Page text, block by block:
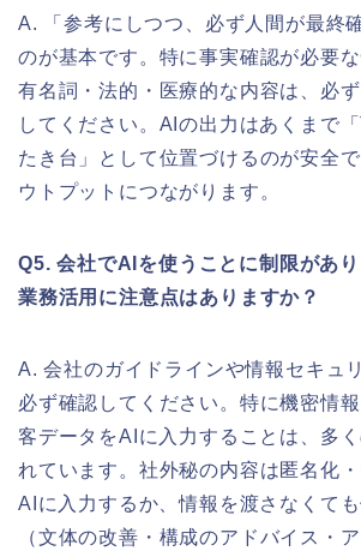
A. 「参考にしつつ、必ず人間が最終
のが基本です。特に事実確認が必要
有名詞・法的・医療的な内容は、必
してください。AIの出力はあくまで
たき台」として位置づけるのが安全
ウトプットにつながります。
Q5. 会社でAIを使うことに制限があ
業務活用に注意点はありますか？
A. 会社のガイドラインや情報セキュ
必ず確認してください。特に機密情
客データをAIに入力することは、多
れています。社外秘の内容は匿名化
AIに入力するか、情報を渡さなくて
（文体の改善・構成のアドバイス・